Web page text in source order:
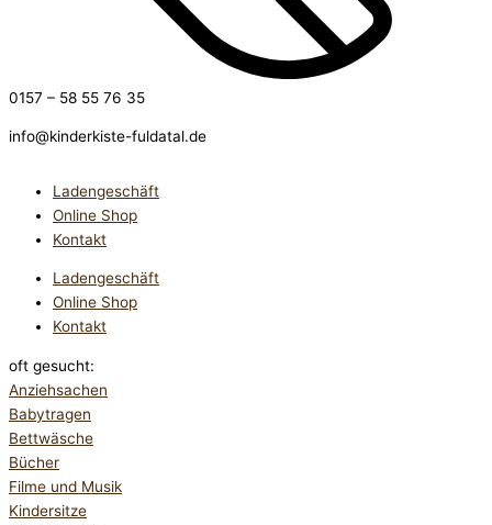
0157 – 58 55 76 35
info@kinderkiste-fuldatal.de
Ladengeschäft
Online Shop
Kontakt
Ladengeschäft
Online Shop
Kontakt
oft gesucht:
Anziehsachen
Babytragen
Bettwäsche
Bücher
Filme und Musik
Kindersitze